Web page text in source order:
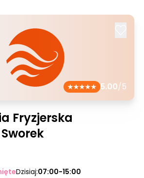
5.00/5
Fryzjerska
Dzisiaj:07:00-15:00